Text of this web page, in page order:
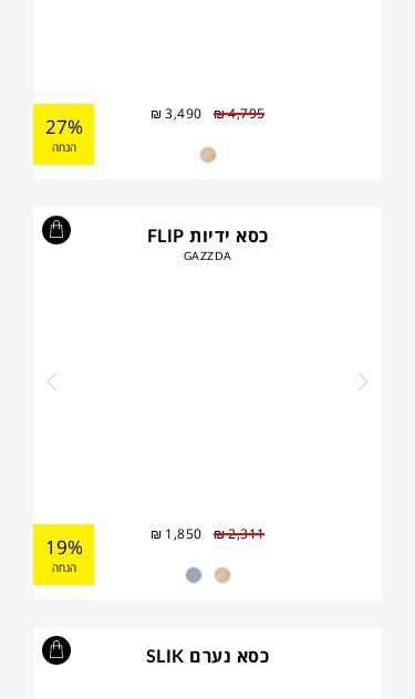
₪4,795
₪3,490
27%
הנחה
כסא ידיות FLIP
GAZZDA
₪2,311
₪ 1,850
19%
הנחה
כסא נערם SLIK